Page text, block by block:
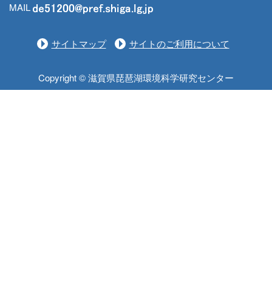
MAIL
サイトマップ サイトのご利用について
Copyright © 滋賀県琵琶湖環境科学研究センター